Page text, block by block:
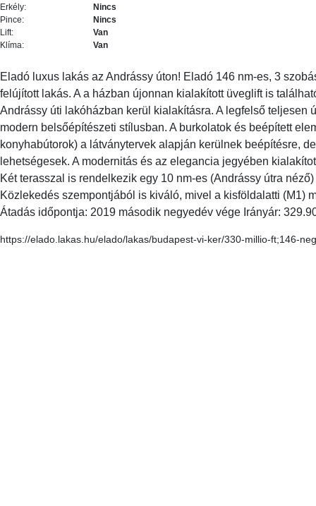
Erkély:
Nincs
Pince:
Nincs
Lift:
Van
Klíma:
Van
Eladó luxus lakás az Andrássy úton! Eladó 146 nm-es, 3
felújított lakás. A a házban újonnan kialakított üveglift is
Andrássy úti lakóházban kerül kialakításra. A legfelső teljesen
modern belsőépítészeti stílusban. A burkolatok és beépített
konyhabútorok) a látványtervek alapján kerülnek beépítésre,
lehetségesek. A modernitás és az elegancia jegyében
Két terasszal is rendelkezik egy 10 nm-es (Andrássy útra
Közlekedés szempontjából is kiváló, mivel a kisföldalatti (M1)
Átadás időpontja: 2019 második negyedév vége Irányár:
https://elado.lakas.hu/elado/lakas/budapest-vi-ker/330-millio-ft;146-